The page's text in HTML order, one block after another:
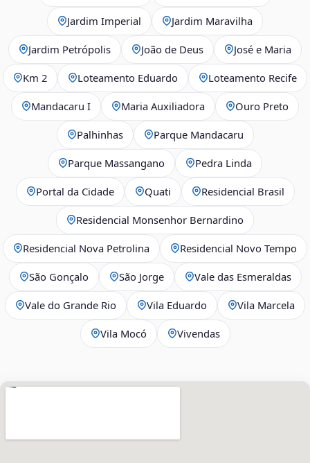
Jardim Imperial Jardim Maravilha
Jardim Petrópolis João de Deus José e Maria
Km 2 Loteamento Eduardo Loteamento Recife
Mandacaru I Maria Auxiliadora Ouro Preto
Palhinhas Parque Mandacaru
Parque Massangano Pedra Linda
Portal da Cidade Quati Residencial Brasil
Residencial Monsenhor Bernardino
Residencial Nova Petrolina Residencial Novo Tempo
São Gonçalo São Jorge Vale das Esmeraldas
Vale do Grande Rio Vila Eduardo Vila Marcela
Vila Mocó Vivendas